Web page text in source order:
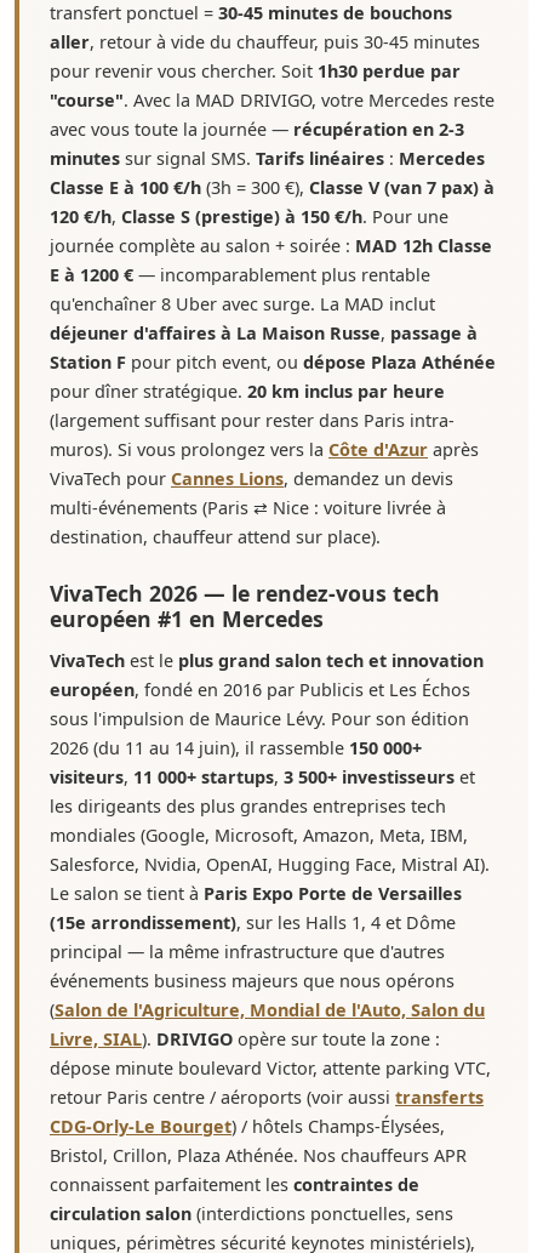
transfert ponctuel = 30-45 minutes de bouchons
aller, retour à vide du chauffeur, puis 30-45 minutes
pour revenir vous chercher. Soit 1h30 perdue par
"course". Avec la MAD DRIVIGO, votre Mercedes reste
avec vous toute la journée — récupération en 2-3
minutes sur signal SMS. Tarifs linéaires : Mercedes
Classe E à 100 €/h (3h = 300 €), Classe V (van 7 pax) à
120 €/h, Classe S (prestige) à 150 €/h. Pour une
journée complète au salon + soirée : MAD 12h Classe
E à 1200 € — incomparablement plus rentable
qu'enchaîner 8 Uber avec surge. La MAD inclut
déjeuner d'affaires à La Maison Russe, passage à
Station F pour pitch event, ou dépose Plaza Athénée
pour dîner stratégique. 20 km inclus par heure
(largement suffisant pour rester dans Paris intra-
muros). Si vous prolongez vers la Côte d'Azur après
VivaTech pour Cannes Lions, demandez un devis
multi-événements (Paris ⇄ Nice : voiture livrée à
destination, chauffeur attend sur place).
VivaTech 2026 — le rendez-vous tech
européen #1 en Mercedes
VivaTech est le plus grand salon tech et innovation
européen, fondé en 2016 par Publicis et Les Échos
sous l'impulsion de Maurice Lévy. Pour son édition
2026 (du 11 au 14 juin), il rassemble 150 000+
visiteurs, 11 000+ startups, 3 500+ investisseurs et
les dirigeants des plus grandes entreprises tech
mondiales (Google, Microsoft, Amazon, Meta, IBM,
Salesforce, Nvidia, OpenAI, Hugging Face, Mistral AI).
Le salon se tient à Paris Expo Porte de Versailles
(15e arrondissement), sur les Halls 1, 4 et Dôme
principal — la même infrastructure que d'autres
événements business majeurs que nous opérons
(Salon de l'Agriculture, Mondial de l'Auto, Salon du
Livre, SIAL). DRIVIGO opère sur toute la zone :
dépose minute boulevard Victor, attente parking VTC,
retour Paris centre / aéroports (voir aussi transferts
CDG-Orly-Le Bourget) / hôtels Champs-Élysées,
Bristol, Crillon, Plaza Athénée. Nos chauffeurs APR
connaissent parfaitement les contraintes de
circulation salon (interdictions ponctuelles, sens
uniques, périmètres sécurité keynotes ministériels),